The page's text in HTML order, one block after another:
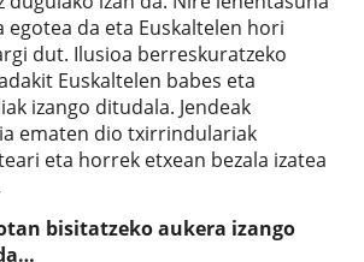
egotea da eta Euskaltelen hori
dut. Ilusioa berreskuratzeko
Euskaltelen babes eta
izango ditudala. Jendeak
ematen dio txirrindulariak
eta horrek etxean bezala izatea
bisitatzeko aukera izango